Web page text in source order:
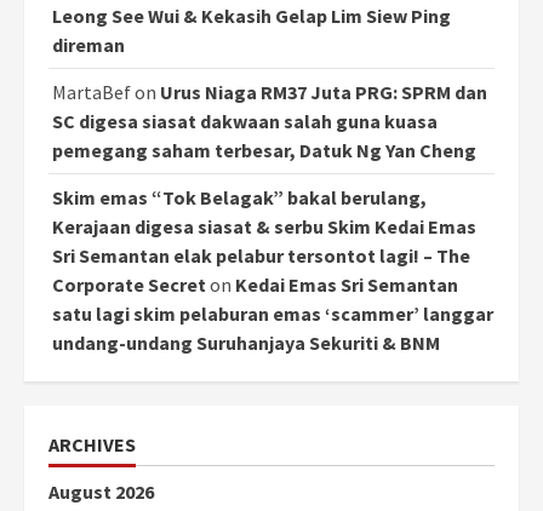
Leong See Wui & Kekasih Gelap Lim Siew Ping
direman
MartaBefon Urus Niaga RM37 Juta PRG: SPRM dan
SC digesa siasat dakwaan salah guna kuasa
pemegang saham terbesar, Datuk Ng Yan Cheng
Skim emas “Tok Belagak” bakal berulang,
Kerajaan digesa siasat & serbu Skim Kedai Emas
Sri Semantan elak pelabur tersontot lagi! – The
Corporate Secret on Kedai Emas Sri Semantan
satu lagi skim pelaburan emas ‘scammer’ langgar
undang-undang Suruhanjaya Sekuriti & BNM
ARCHIVES
August 2026